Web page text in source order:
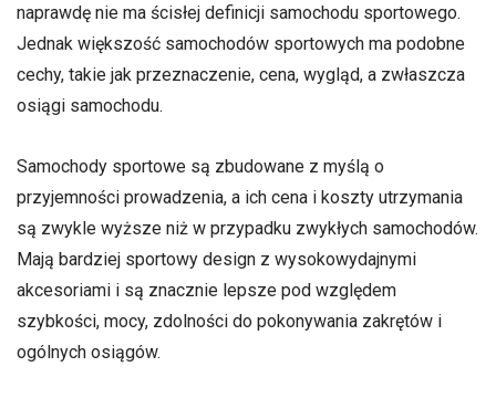
naprawdę nie ma ścisłej definicji samochodu sportowego.
Jednak większość samochodów sportowych ma podobne
cechy, takie jak przeznaczenie, cena, wygląd, a zwłaszcza
osiągi samochodu.
Samochody sportowe są zbudowane z myślą o
przyjemności prowadzenia, a ich cena i koszty utrzymania
są zwykle wyższe niż w przypadku zwykłych samochodów.
Mają bardziej sportowy design z wysokowydajnymi
akcesoriami i są znacznie lepsze pod względem
szybkości, mocy, zdolności do pokonywania zakrętów i
ogólnych osiągów.